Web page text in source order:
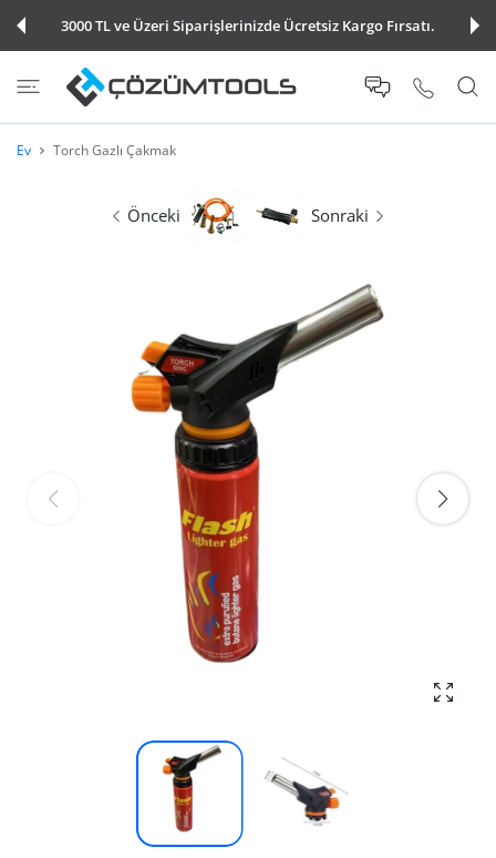
ATLA 3000 TL ve Üzeri Siparişlerinizde Ücretsiz Kargo Fırsatı.
Ev Torch Gazlı Çakmak
Önceki Sonraki